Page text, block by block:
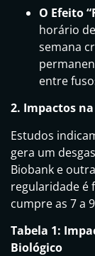
O Efeito
horário
semana
entre
2. Impactos
Estudos
gera um
Biobank e
regularidade é
cumpre as 7 a
Tabela 1:
Biológico